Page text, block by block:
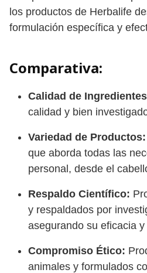
los productos de Herbalife
formulación específica y
Comparativa:
Calidad de
calidad y bien
Variedad de Productos:
que aborda todas las
personal, desde el
Respaldo Científico:
y respaldados por
asegurando su eficacia
Compromiso Ético:
animales y formulados